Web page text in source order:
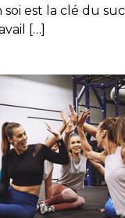
soi est la clé du
[…]